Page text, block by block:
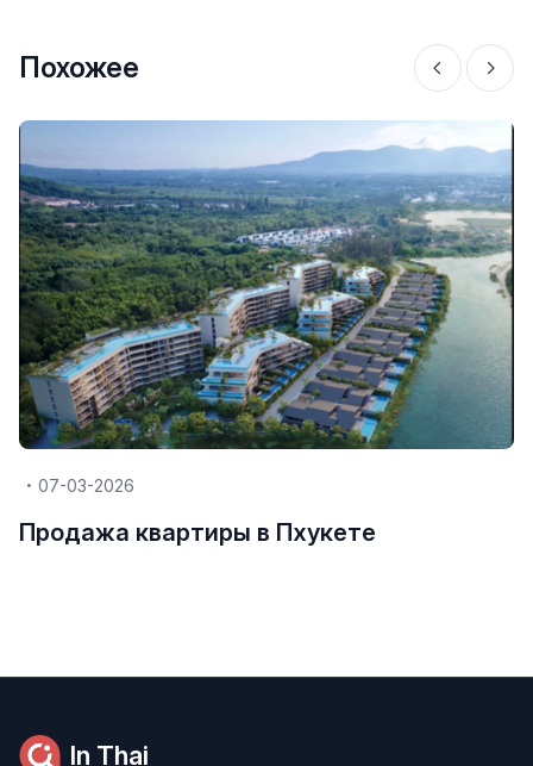
Похожее
07-03-2026
Продажа квартиры в Пхукете
In Thai